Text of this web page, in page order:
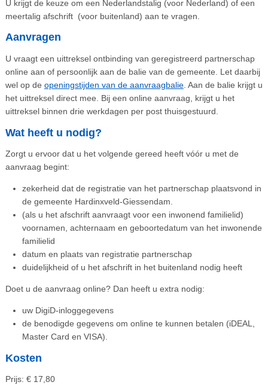
U krijgt de keuze om een Nederlandstalig (voor Nederland) of een
meertalig afschrift (voor buitenland) aan te vragen.
Aanvragen
U vraagt een uittreksel ontbinding van geregistreerd partnerschap
online aan of persoonlijk aan de balie van de gemeente. Let daarbij
wel op de openingstijden van de aanvraagbalie. Aan de balie krijgt u
het uittreksel direct mee. Bij een online aanvraag, krijgt u het
uittreksel binnen drie werkdagen per post thuisgestuurd.
Wat heeft u nodig?
Zorgt u ervoor dat u het volgende gereed heeft vóór u met de
aanvraag begint:
zekerheid dat de registratie van het partnerschap plaatsvond in
de gemeente Hardinxveld-Giessendam.
(als u het afschrift aanvraagt voor een inwonend familielid)
voornamen, achternaam en geboortedatum van het inwonende
familielid
datum en plaats van registratie partnerschap
duidelijkheid of u het afschrift in het buitenland nodig heeft
Doet u de aanvraag online? Dan heeft u extra nodig:
uw DigiD-inloggegevens
de benodigde gegevens om online te kunnen betalen (iDEAL,
Master Card en VISA).
Kosten
Prijs: € 17,80